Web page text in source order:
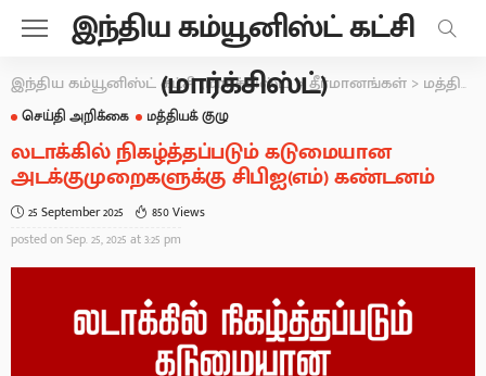
இந்திய கம்யூனிஸ்ட் கட்சி
(மார்க்சிஸ்ட்)
இந்திய கம்யூனிஸ்ட் கட்சி (மார்க்சிஸ்ட்)>தீர்மானங்கள் > மத்தியக் குழு
செய்தி அறிக்கை மத்தியக் குழு
லடாக்கில் நிகழ்த்தப்படும் கடுமையான
அடக்குமுறைகளுக்கு சிபிஐ(எம்) கண்டனம்
25 September 2025
850 Views
posted onSep. 25, 2025 at 3:25 pm